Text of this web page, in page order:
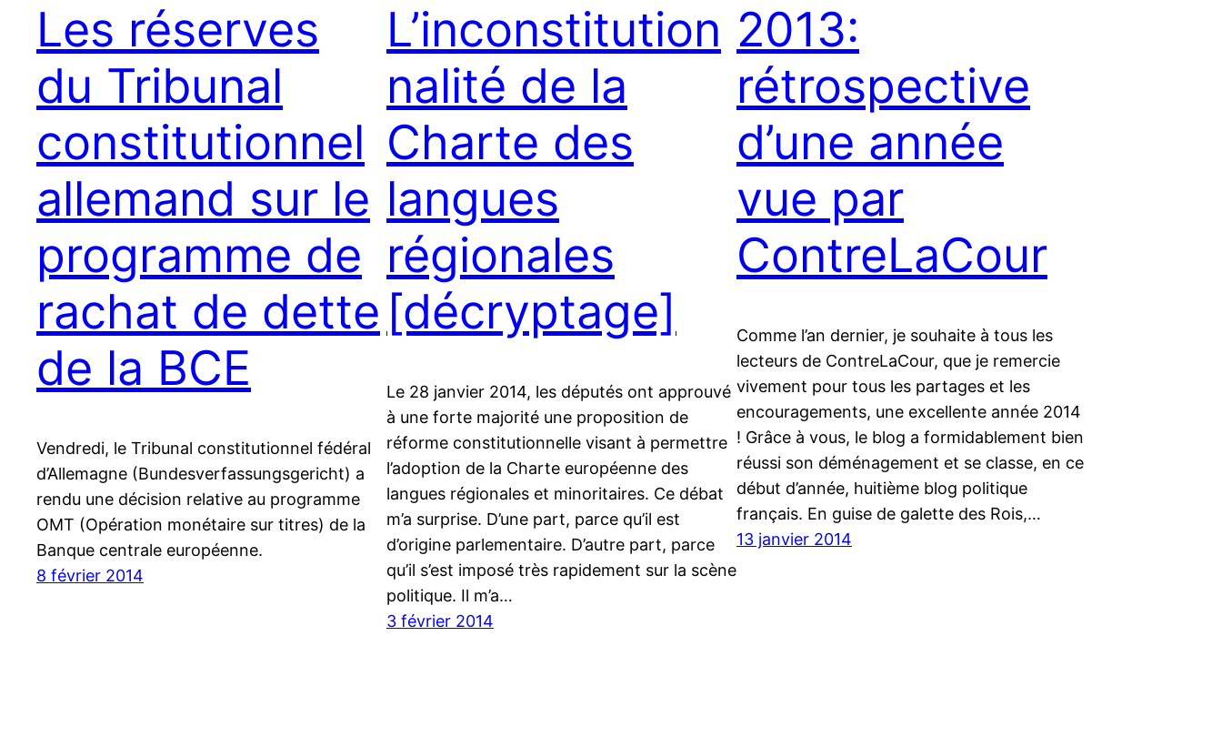
Les réserves
du Tribunal
constitutionnel
allemand sur le
programme de
rachat de dette
de la BCE
Vendredi, le Tribunal constitutionnel fédéral
d’Allemagne (Bundesverfassungsgericht) a
rendu une décision relative au programme
OMT (Opération monétaire sur titres) de la
Banque centrale européenne.
8 février 2014
L’inconstitution
nalité de la
Charte des
langues
régionales
[décryptage]
Le 28 janvier 2014, les députés ont approuvé
à une forte majorité une proposition de
réforme constitutionnelle visant à permettre
l’adoption de la Charte européenne des
langues régionales et minoritaires. Ce débat
m’a surprise. D’une part, parce qu’il est
d’origine parlementaire. D’autre part, parce
qu’il s’est imposé très rapidement sur la scène
politique. Il m’a…
3 février 2014
2013:
rétrospective
d’une année
vue par
ContreLaCour
Comme l’an dernier, je souhaite à tous les
lecteurs de ContreLaCour, que je remercie
vivement pour tous les partages et les
encouragements, une excellente année 2014
! Grâce à vous, le blog a formidablement bien
réussi son déménagement et se classe, en ce
début d’année, huitième blog politique
français. En guise de galette des Rois,…
13 janvier 2014